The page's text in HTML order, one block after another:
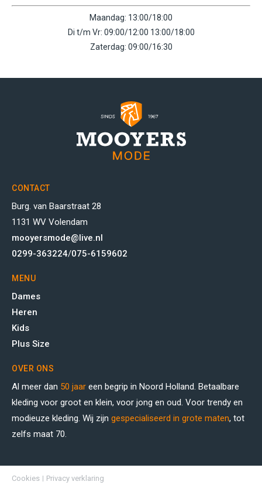
Maandag: 13:00/18:00
Di t/m Vr: 09:00/12:00 13:00/18:00
Zaterdag: 09:00/16:30
CONTACT
Burg. van Baarstraat 28
1131 WV Volendam
mooyersmode@live.nl
0299-363224/075-6159602
MENU
Dames
Heren
Kids
Plus Size
OVER ONS
Al meer dan 50 jaar een begrip in Noord Holland. Betaalbare
kleding voor groot en klein, voor jong en oud. Voor trendy en
modieuze kleding. Wij zijn gespecialiseerd in grote maten, tot
zelfs maat 70.
Cookies Privacy verklaring